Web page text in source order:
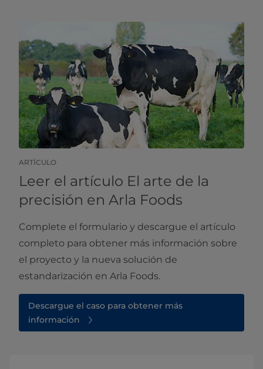
ARTÍCULO
Leer el artículo El arte de la
precisión en Arla Foods
Complete el formulario y descargue el artículo
completo para obtener más información sobre
el proyecto y la nueva solución de
estandarización en Arla Foods.
Descargue el caso para obtener más
información